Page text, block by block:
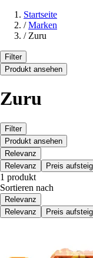
Startseite
/ Marken
/ Zuru
Filter
Produkt ansehen
Zuru
Filter
Produkt ansehen
Relevanz
Relevanz
Preis
1 produkt
Sortieren nach
Relevanz
Relevanz
Preis